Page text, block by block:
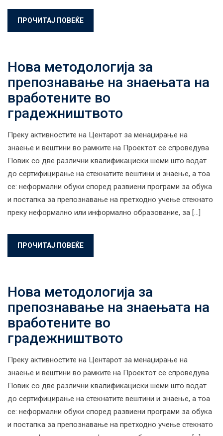
ПРОЧИТАЈ ПОВЕЌЕ
Нова методологија за
препознавање на знаењата на
вработените во
градежништвото
Преку активностите на Центарот за менаџирање на
знаење и вештини во рамките на Проектот се спроведува
Повик со две различни квалификациски шеми што водат
до сертифицирање на стекнатите вештини и знаење, а тоа
се: неформални обуки според развиени програми за обука
и постапка за препознавање на претходно учење стекнато
преку неформално или информално образование, за […]
ПРОЧИТАЈ ПОВЕЌЕ
Нова методологија за
препознавање на знаењата на
вработените во
градежништвото
Преку активностите на Центарот за менаџирање на
знаење и вештини во рамките на Проектот се спроведува
Повик со две различни квалификациски шеми што водат
до сертифицирање на стекнатите вештини и знаење, а тоа
се: неформални обуки според развиени програми за обука
и постапка за препознавање на претходно учење стекнато